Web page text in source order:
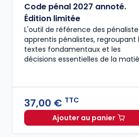
2027 annoté. Édition limitée à
Code pénal 2027 annoté.
Édition limitée
L'outil de référence des
apprentis pénalistes, regroupant
textes fondamentaux et les
décisions essentielles de la
37,00 € TTC
Ajouter au panier
Code pénal